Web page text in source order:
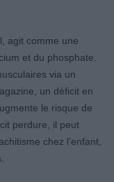
agit comme une
et du phosphate.
via un
un déficit en
le risque de
perdure, il peut
chez l’enfant,